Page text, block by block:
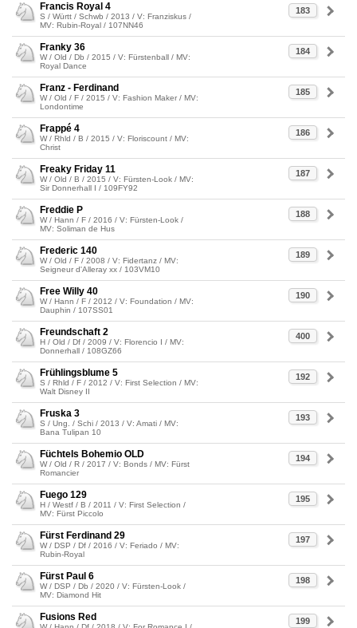
183
Francis Royal 4
S / Württ / Schwb / 2013 / V: Franziskus /
MV: Rubin-Royal / 107NN46
184
Franky 36
W / Old / Db / 2015 / V: Fürstenball / MV:
Royal Dance
185
Franz - Ferdinand
W / Old / F / 2015 / V: Fashion Maker / MV:
Londontime
186
Frappé 4
W / Rhld / B / 2015 / V: Floriscount / MV:
Christ
187
Freaky Friday 11
W / Old / B / 2015 / V: Fürsten-Look / MV:
Sir Donnerhall I / 109FY92
188
Freddie P
W / Hann / F / 2016 / V: Fürsten-Look /
MV: Soliman de Hus
189
Frederic 140
W / Old / F / 2008 / V: Fidertanz / MV:
Seigneur d'Alleray xx / 103VM10
190
Free Willy 40
W / Hann / F / 2012 / V: Foundation / MV:
Dauphin / 107SS01
400
Freundschaft 2
H / Old / Df / 2009 / V: Florencio I / MV:
Donnerhall / 108GZ66
192
Frühlingsblume 5
S / Rhld / F / 2012 / V: First Selection / MV:
Walt Disney II
193
Fruska 3
S / Ung. / Schi / 2013 / V: Amati / MV:
Bana Tulipan 10
194
Füchtels Bohemio OLD
W / Old / R / 2017 / V: Bonds / MV: Fürst
Romancier
195
Fuego 129
H / Westf / B / 2011 / V: First Selection /
MV: Fürst Piccolo
197
Fürst Ferdinand 29
W / DSP / Df / 2016 / V: Feriado / MV:
Rubin-Royal
198
Fürst Paul 6
W / DSP / Db / 2020 / V: Fürsten-Look /
MV: Diamond Hit
199
Fusions Red